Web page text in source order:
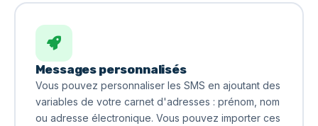
Messages personnalisés
Vous pouvez personnaliser les SMS en ajoutant des
variables de votre carnet d'adresses : prénom, nom
ou adresse électronique. Vous pouvez importer ces